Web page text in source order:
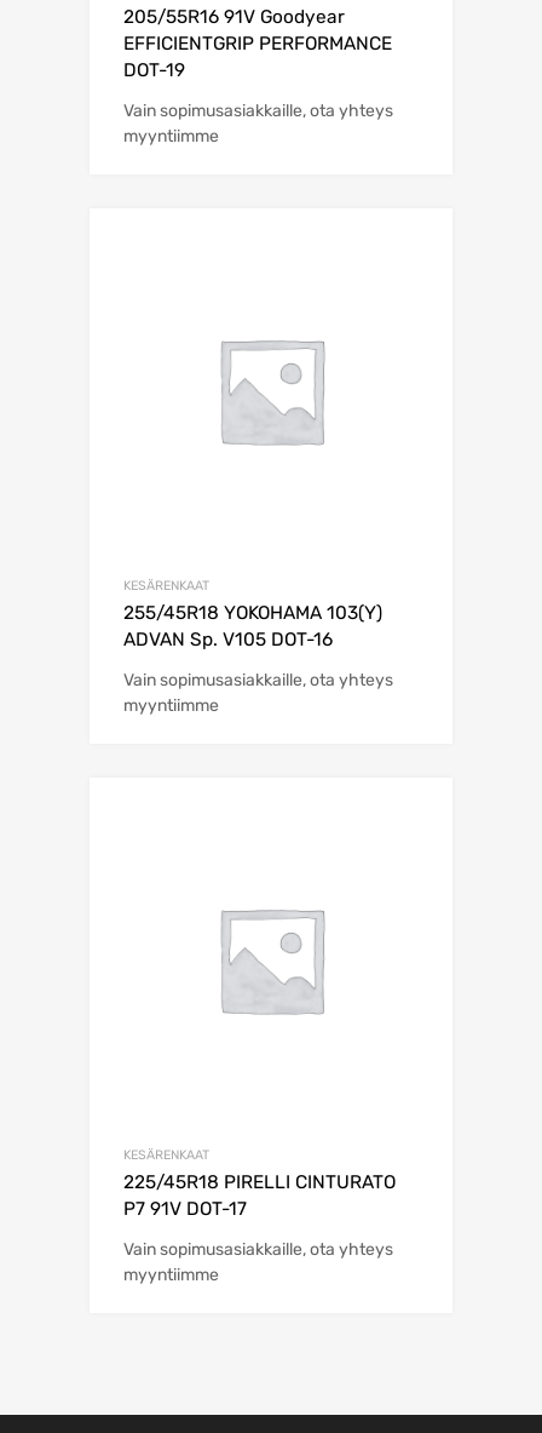
205/55R16 91V Goodyear
EFFICIENTGRIP PERFORMANCE
DOT-19
Vain sopimusasiakkaille, ota yhteys
myyntiimme
KESÄRENKAAT
255/45R18 YOKOHAMA 103(Y)
ADVAN Sp. V105 DOT-16
Vain sopimusasiakkaille, ota yhteys
myyntiimme
KESÄRENKAAT
225/45R18 PIRELLI CINTURATO
P7 91V DOT-17
Vain sopimusasiakkaille, ota yhteys
myyntiimme